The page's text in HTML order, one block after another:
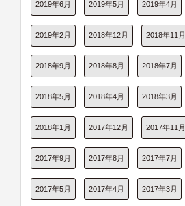
2019年6月 2019年5月 2019年4月
2019年2月 2018年12月 2018年11月
2018年9月 2018年8月 2018年7月
2018年5月 2018年4月 2018年3月
2018年1月 2017年12月 2017年11月
2017年9月 2017年8月 2017年7月
2017年5月 2017年4月 2017年3月